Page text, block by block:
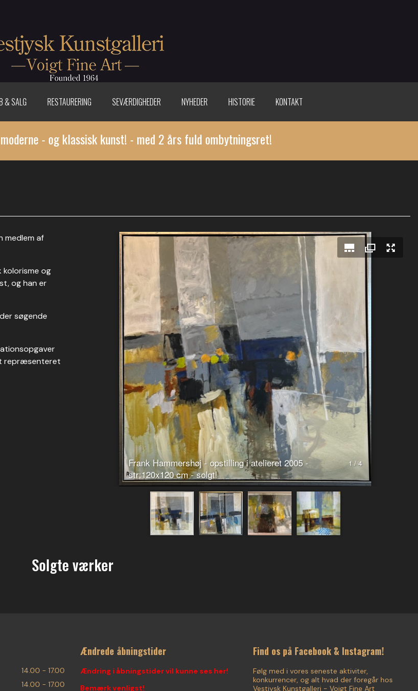
& SALG RESTAURERING SEVÆRDIGHEDER NYHEDER HISTORIE KONTAKT
- og klassisk kunst! - med 2 års fuld ombytningsret!
medlem af
og
og han er
søgende
repræsenteret
1 / 4
Frank Hammershøj - opstilling i atelieret 2005 -
str:120x120 cm - solgt!
Solgte værker
14.00 - 17.00
14.00 - 17.00
Ændrede åbningstider
Ændring i åbningstider vil kunne ses her!
Bemærk venligst!
Find os på Facebook & Instagram!
Følg med i vores seneste aktiviter,
konkurrencer, og alt hvad der foregår hos
Vestjysk Kunstgalleri - Voigt Fine Art